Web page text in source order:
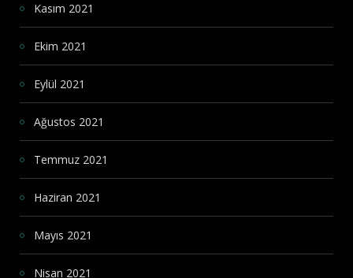
Kasım 2021
Ekim 2021
Eylül 2021
Ağustos 2021
Temmuz 2021
Haziran 2021
Mayıs 2021
Nisan 2021